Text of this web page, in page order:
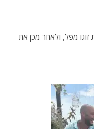
מפל, ולאחר מכן את